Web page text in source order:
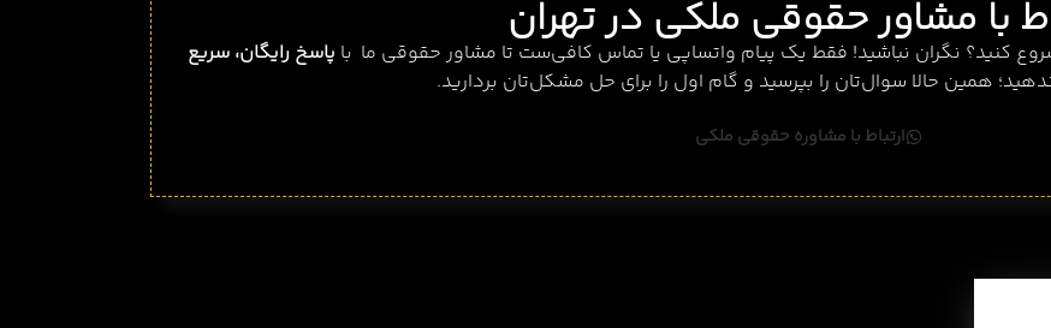
با مشاور حقوقی ملکی در تهران
کنید؟ نگران نباشید! فقط یک پیام واتساپی یا تماس کافی‌ست تا مشاور حقوقی ما با پاسخ رایگان، سریع
همین حالا سوال‌تان را بپرسید و گام اول را برای حل مشکل‌تان بردارید.
ارتباط با مشاوره حقوقی ملکی